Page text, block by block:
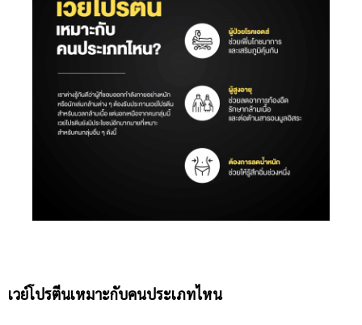
เวย์โปรตีนเหมาะกับคนประเภทไหน